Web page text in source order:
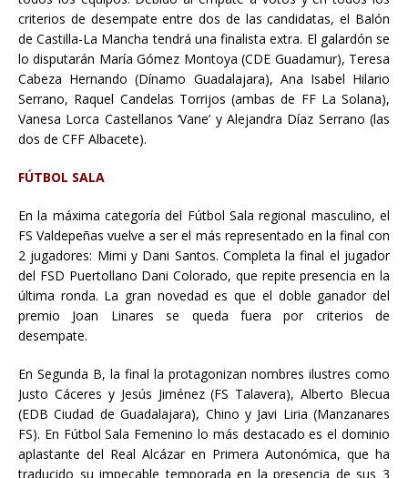
criterios de desempate entre dos de las candidatas, el Balón
de Castilla-La Mancha tendrá una finalista extra. El galardón se
lo disputarán María Gómez Montoya (CDE Guadamur), Teresa
Cabeza Hernando (Dínamo Guadalajara), Ana Isabel Hilario
Serrano, Raquel Candelas Torrijos (ambas de FF La Solana),
Vanesa Lorca Castellanos ‘Vane’ y Alejandra Díaz Serrano (las
dos de CFF Albacete).
FÚTBOL SALA
En la máxima categoría del Fútbol Sala regional masculino, el
FS Valdepeñas vuelve a ser el más representado en la final con
2 jugadores: Mimi y Dani Santos. Completa la final el jugador
del FSD Puertollano Dani Colorado, que repite presencia en la
última ronda. La gran novedad es que el doble ganador del
premio Joan Linares se queda fuera por criterios de
desempate.
En Segunda B, la final la protagonizan nombres ilustres como
Justo Cáceres y Jesús Jiménez (FS Talavera), Alberto Blecua
(EDB Ciudad de Guadalajara), Chino y Javi Liria (Manzanares
FS). En Fútbol Sala Femenino lo más destacado es el dominio
aplastante del Real Alcázar en Primera Autonómica, que ha
traducido su impecable temporada en la presencia de sus 3